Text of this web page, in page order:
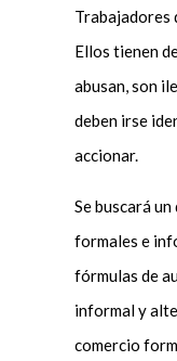
Trabajadores
Ellos tienen
abusan, son
deben irse
accionar.
Se buscará
formales e
fórmulas de
informal y
comercio